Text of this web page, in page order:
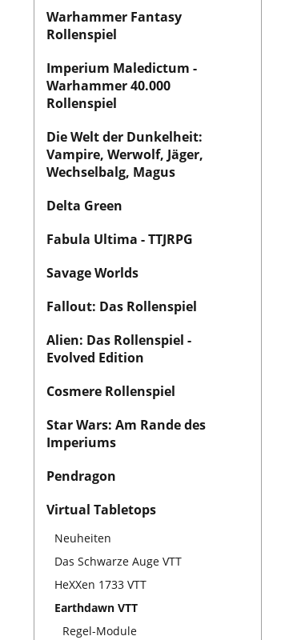
Warhammer Fantasy
Rollenspiel
Imperium Maledictum -
Warhammer 40.000
Rollenspiel
Die Welt der Dunkelheit:
Vampire, Werwolf, Jäger,
Wechselbalg, Magus
Delta Green
Fabula Ultima - TTJRPG
Savage Worlds
Fallout: Das Rollenspiel
Alien: Das Rollenspiel -
Evolved Edition
Cosmere Rollenspiel
Star Wars: Am Rande des
Imperiums
Pendragon
Virtual Tabletops
Neuheiten
Das Schwarze Auge VTT
HeXXen 1733 VTT
Earthdawn VTT
Regel-Module